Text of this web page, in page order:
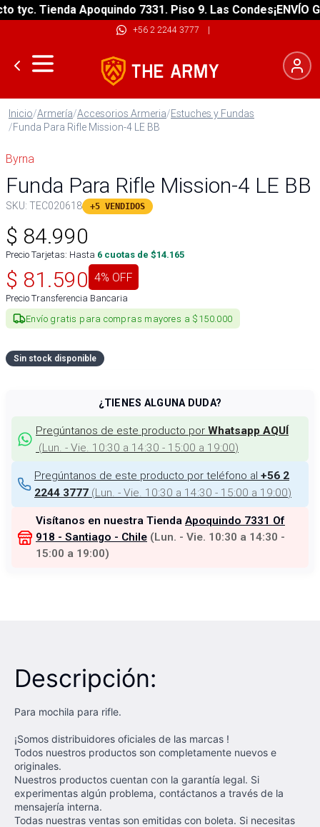
Tienda Apoquindo 7331. Piso 9. Las Condes¡ENVÍO
+56 2 2244 3777 |
Inicio/Armería/Accesorios Armeria/Estuches y Fundas
/Funda Para Rifle Mission-4 LE BB
Byrna
Funda Para Rifle Mission-4 LE BB
SKU: TEC020618 +5 VENDIDOS
$ 84.990
Precio Tarjetas: Hasta 6 cuotas de $14.165
$ 81.590 4% OFF
Precio Transferencia Bancaria
Envío gratis para compras mayores a $150.000
Sin stock disponible
¿TIENES ALGUNA DUDA?
Pregúntanos de este producto por Whatsapp AQUÍ
(Lun. - Vie. 10:30 a 14:30 - 15:00 a 19:00)
Pregúntanos de este producto por teléfono al +56 2
2244 3777 (Lun. - Vie. 10:30 a 14:30 - 15:00 a 19:00)
Visítanos en nuestra Tienda Apoquindo 7331 Of
918 - Santiago - Chile (Lun. - Vie. 10:30 a 14:30 -
15:00 a 19:00)
Descripción:
Para mochila para rifle.
¡Somos distribuidores oficiales de las marcas !
Todos nuestros productos son completamente nuevos e
originales.
Nuestros productos cuentan con la garantía legal. Si
experimentas algún problema, contáctanos a través de la
mensajería interna.
Todas nuestras ventas son emitidas con boleta. Si necesitas